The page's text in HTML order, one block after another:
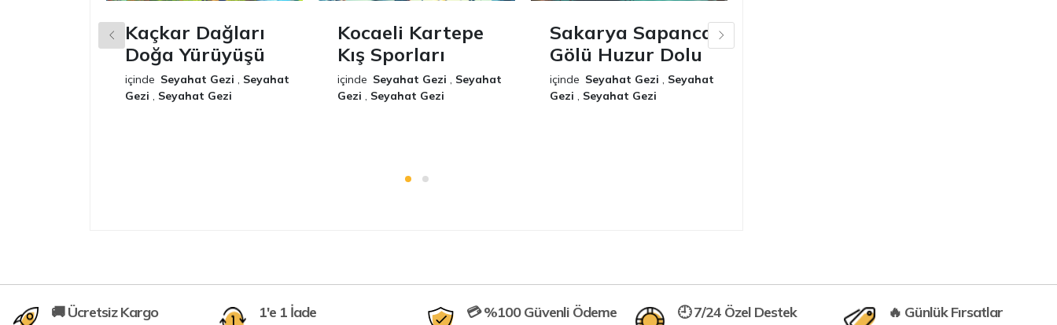
Kaçkar Dağları
Doğa Yürüyüşü
içinde Seyahat Gezi , Seyahat
Gezi , Seyahat Gezi
Kocaeli Kartepe
Kış Sporları
içinde Seyahat Gezi , Seyahat
Gezi , Seyahat Gezi
Sakarya Sapanca
Gölü Huzur Dolu
içinde Seyahat Gezi , Seyahat
Gezi , Seyahat Gezi
🚚 Ücretsiz Kargo 1'e 1 İade 💳 %100 Güvenli Ödeme 🕘 7/24 Özel Destek 🔥 Günlük Fırsatlar